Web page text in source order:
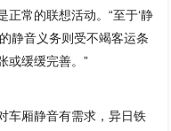
常的联想活动。“至于‘静
静音义务则受不竭客运条
或缓缓完善。”
厢静音有需求，异日铁